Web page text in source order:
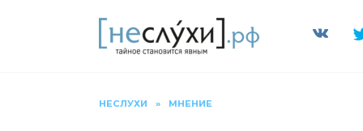
НЕСЛУХИ » МНЕНИЕ